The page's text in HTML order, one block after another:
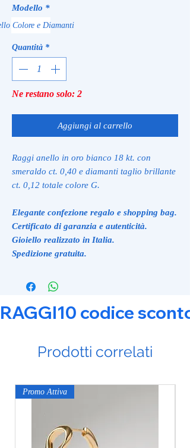
Modello *
Colore e Diamanti
Quantità *
Ne restano solo: 2
Aggiungi al carrello
Raggi anello in oro bianco 18 kt. con
smeraldo ct. 0,40 e diamanti taglio brillante
ct. 0,12 totale colore G.
Elegante confezione regalo e shopping bag.
Certificato di garanzia e autenticità.
Gioiello realizzato in Italia.
Spedizione gratuita.
RAGGI10 codice
Prodotti correlati
Promo Attiva